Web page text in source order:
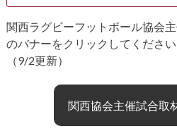
関西ラグビーフットボール協会
のバナーをクリックしてください
（9/2更新）
関西協会主催試合取